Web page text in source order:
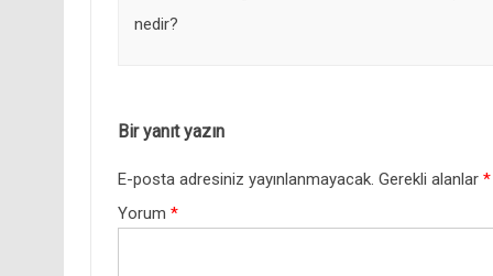
nedir?
Bir yanıt yazın
E-posta adresiniz yayınlanmayacak. Gerekli alanlar *
Yorum *